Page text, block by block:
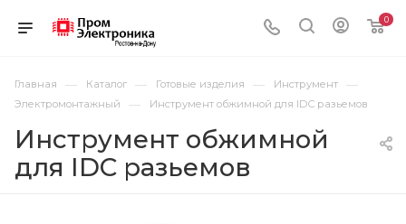
0
Главная — Каталог — Готовые изделия — Инструмент —
Электромонтажный — Инструмент обжимной для IDC разьемов
Инструмент обжимной
для IDC разьемов